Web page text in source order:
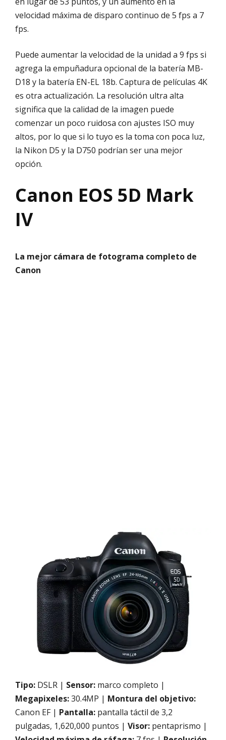
velocidad máxima de disparo continuo de 5 fps a 7
fps.
Puede aumentar la velocidad de la unidad a 9 fps si
agrega la empuñadura opcional de la batería MB-
D18 y la batería EN-EL 18b. Captura de películas 4K
es otra actualización. La resolución ultra alta
significa que la calidad de la imagen puede
comenzar un poco ruidosa con ajustes ISO muy
altos, por lo que si lo tuyo es la toma con poca luz,
la Nikon D5 y la D750 podrían ser una mejor
opción.
Canon EOS 5D Mark
IV
La mejor cámara de fotograma completo de
Canon
Tipo: DSLR | Sensor: marco completo |
Megapixeles:30.4MP | Montura del objetivo:
Canon EF | Pantalla: pantalla táctil de 3,2
pulgadas, 1,620,000 puntos | Visor: pentaprismo |